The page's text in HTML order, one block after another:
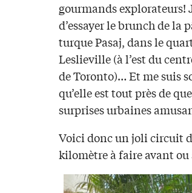
gourmands explorateurs!
d’essayer le brunch de la
turque Pasaj, dans le
Leslieville (à l’est du
de Toronto)… Et me suis
qu’elle est tout près de
surprises urbaines
Voici donc un joli circuit
kilomètre à faire avant ou